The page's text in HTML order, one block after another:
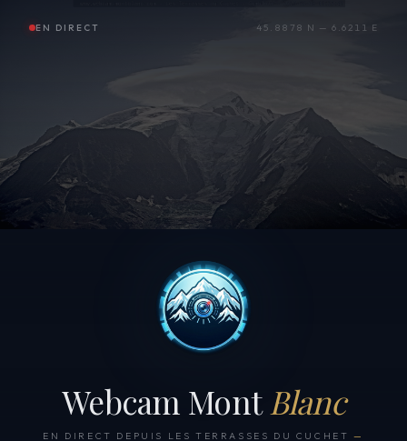
EN DIRECT 45.8878 N — 6.6211 E
Webcam Mont Blanc
EN DIRECT DEPUIS LES TERRASSES DU CUCHET —